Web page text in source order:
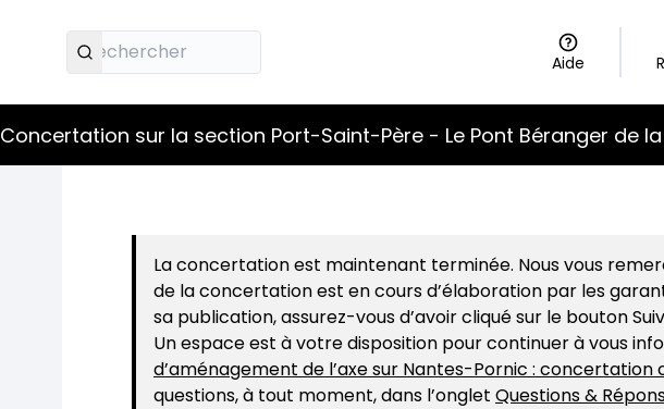
Aide
Concertation sur la section Port-Saint-Père - Le Pont Béranger de
La concertation est maintenant terminée. Nous vous
de la concertation est en cours d’élaboration par les
sa publication, assurez-vous d’avoir cliqué sur le bouton
Un espace est à votre disposition pour continuer à vous
d’aménagement de l’axe sur Nantes-Pornic : concertation
questions, à tout moment, dans l’onglet Questions &